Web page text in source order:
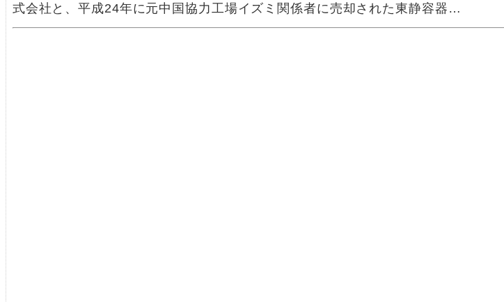
式会社と、平成24年に元中国協力工場イズミ関係者に売却された東静容器…